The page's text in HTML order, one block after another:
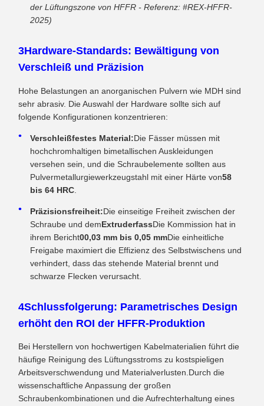
der Lüftungszone von HFFR - Referenz: #REX-HFFR-
2025)
3Hardware-Standards: Bewältigung von
Verschleiß und Präzision
Hohe Belastungen an anorganischen Pulvern wie MDH sind
sehr abrasiv. Die Auswahl der Hardware sollte sich auf
folgende Konfigurationen konzentrieren:
Verschleißfestes Material:Die Fässer müssen mit
hochchromhaltigen bimetallischen Auskleidungen
versehen sein, und die Schraubelemente sollten aus
Pulvermetallurgiewerkzeugstahl mit einer Härte von58
bis 64 HRC
Präzisionsfreiheit:Die einseitige Freiheit zwischen der
Schraube und demExtruderfassDie Kommission hat in
ihrem Bericht00,03 mm bis 0,05 mmDie einheitliche
Freigabe maximiert die Effizienz des Selbstwischens und
verhindert, dass das stehende Material brennt und
schwarze Flecken verursacht.
4Schlussfolgerung: Parametrisches Design
erhöht den ROI der HFFR-Produktion
Bei Herstellern von hochwertigen Kabelmaterialien führt die
häufige Reinigung des Lüftungsstroms zu kostspieligen
Arbeitsverschwendung und Materialverlusten.Durch die
wissenschaftliche Anpassung der großen
Schraubenkombinationen und die Aufrechterhaltung eines